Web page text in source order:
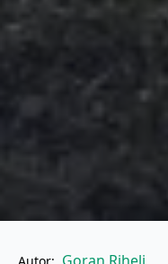
Autor: Goran Rihelj